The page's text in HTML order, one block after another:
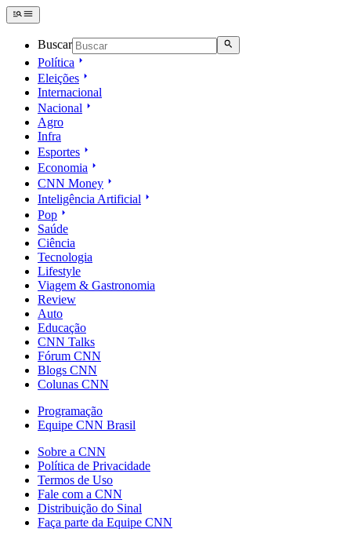
Buscar
Política
Eleições
Internacional
Nacional
Agro
Infra
Esportes
Economia
CNN Money
Inteligência Artificial
Pop
Saúde
Ciência
Tecnologia
Lifestyle
Viagem & Gastronomia
Review
Auto
Educação
CNN Talks
Fórum CNN
Blogs CNN
Colunas CNN
Programação
Equipe CNN Brasil
Sobre a CNN
Política de Privacidade
Termos de Uso
Fale com a CNN
Distribuição do Sinal
Faça parte da Equipe CNN